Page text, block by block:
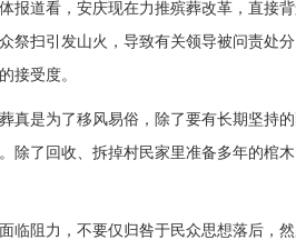
报道看，安庆现在力推殡葬改革，直接
祭扫引发山火，导致有关领导被问责处
接受度。
真是为了移风易俗，除了要有长期坚持
除了回收、拆掉村民家里准备多年的棺
临阻力，不要仅归咎于民众思想落后，